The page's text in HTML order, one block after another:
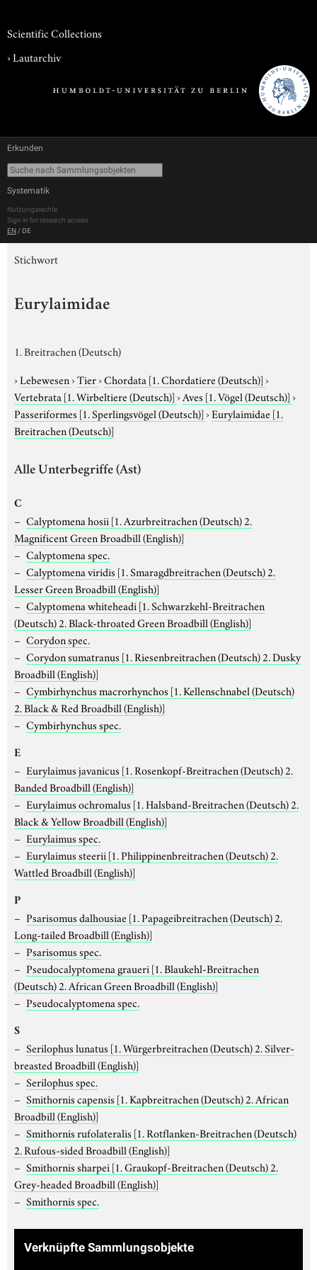
Scientific Collections
›Lautarchiv
Erkunden
Systematik
Nutzungsrechte
Sign in for research access
EN / DE
Stichwort
Eurylaimidae
1. Breitrachen (Deutsch)
›Lebewesen›Tier›Chordata [1. Chordatiere (Deutsch)]›
Vertebrata [1. Wirbeltiere (Deutsch)]›Aves [1. Vögel (Deutsch)]›
Passeriformes [1. Sperlingsvögel (Deutsch)]›Eurylaimidae [1.
Breitrachen (Deutsch)]
Alle Unterbegriffe (Ast)
C
Calyptomena hosii [1. Azurbreitrachen (Deutsch) 2.
Magnificent Green Broadbill (English)]
Calyptomena spec.
Calyptomena viridis [1. Smaragdbreitrachen (Deutsch) 2.
Lesser Green Broadbill (English)]
Calyptomena whiteheadi [1. Schwarzkehl-Breitrachen
(Deutsch) 2. Black-throated Green Broadbill (English)]
Corydon spec.
Corydon sumatranus [1. Riesenbreitrachen (Deutsch) 2. Dusky
Broadbill (English)]
Cymbirhynchus macrorhynchos [1. Kellenschnabel (Deutsch)
2. Black & Red Broadbill (English)]
Cymbirhynchus spec.
E
Eurylaimus javanicus [1. Rosenkopf-Breitrachen (Deutsch) 2.
Banded Broadbill (English)]
Eurylaimus ochromalus [1. Halsband-Breitrachen (Deutsch) 2.
Black & Yellow Broadbill (English)]
Eurylaimus spec.
Eurylaimus steerii [1. Philippinenbreitrachen (Deutsch) 2.
Wattled Broadbill (English)]
P
Psarisomus dalhousiae [1. Papageibreitrachen (Deutsch) 2.
Long-tailed Broadbill (English)]
Psarisomus spec.
Pseudocalyptomena graueri [1. Blaukehl-Breitrachen
(Deutsch) 2. African Green Broadbill (English)]
Pseudocalyptomena spec.
S
Serilophus lunatus [1. Würgerbreitrachen (Deutsch) 2. Silver-
breasted Broadbill (English)]
Serilophus spec.
Smithornis capensis [1. Kapbreitrachen (Deutsch) 2. African
Broadbill (English)]
Smithornis rufolateralis [1. Rotflanken-Breitrachen (Deutsch)
2. Rufous-sided Broadbill (English)]
Smithornis sharpei [1. Graukopf-Breitrachen (Deutsch) 2.
Grey-headed Broadbill (English)]
Smithornis spec.
Verknüpfte Sammlungsobjekte